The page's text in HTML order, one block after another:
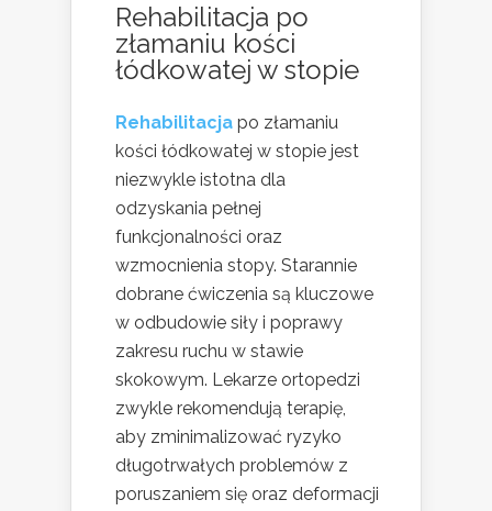
Rehabilitacja po
złamaniu kości
łódkowatej w stopie
Rehabilitacja po złamaniu
kości łódkowatej w stopie jest
niezwykle istotna dla
odzyskania pełnej
funkcjonalności oraz
wzmocnienia stopy. Starannie
dobrane ćwiczenia są kluczowe
w odbudowie siły i poprawy
zakresu ruchu w stawie
skokowym. Lekarze ortopedzi
zwykle rekomendują terapię,
aby zminimalizować ryzyko
długotrwałych problemów z
poruszaniem się oraz deformacji